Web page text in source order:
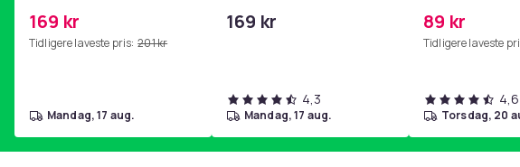
yoga og
hjemmegymnastikk Pink
169 kr
Tidligere laveste pris: 201 kr
mandag, 17 aug.
169 kr
4,3
mandag, 17 aug.
SoundLink Black
89 kr
Tidligere laveste
4,6
torsdag, 20